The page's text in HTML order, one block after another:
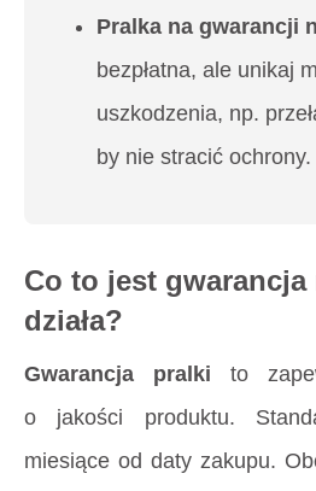
Pralka na gwarancji
bezpłatna, ale unikaj
uszkodzenia, np.
by nie stracić ochrony.
Co to jest
działa?
Gwarancja pralki to
o jakości produktu.
miesiące od daty zakupu.